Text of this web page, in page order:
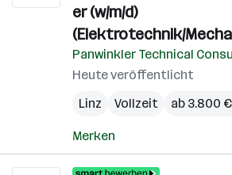
er (w/m/d)
(Elektrotechnik/
Panwinkler Technical
Heute veröffentlicht
Linz
Vollzeit ab 3.800
Merken